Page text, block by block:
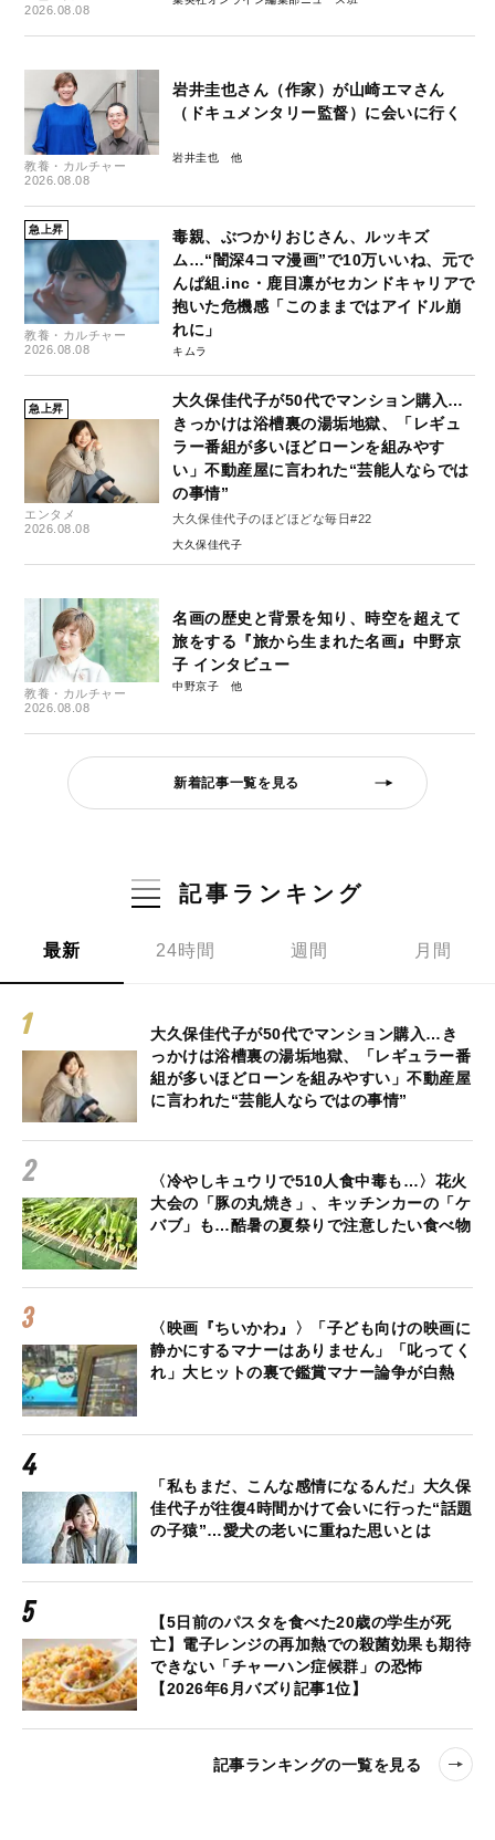
2026.08.08
教養・カルチャー
2026.08.08
岩井圭也さん（作家）が山崎エマさん
（ドキュメンタリー監督）に会いに行く
岩井圭也
急上昇
教養・カルチャー
2026.08.08
毒親、ぶつかりおじさん、ルッキズ
ム…“闇深4コマ漫画”で10万いいね、元で
んぱ組.inc・鹿目凛がセカンドキャリアで
抱いた危機感「このままではアイドル崩
れに」
キムラ
急上昇
エンタメ
2026.08.08
大久保佳代子が50代でマンション購入…
きっかけは浴槽裏の湯垢地獄、「レギュ
ラー番組が多いほどローンを組みやす
い」不動産屋に言われた“芸能人ならでは
の事情”
大久保佳代子のほどほどな毎日#22
大久保佳代子
教養・カルチャー
2026.08.08
名画の歴史と背景を知り、時空を超えて
旅をする『旅から生まれた名画』中野京
子 インタビュー
中野京子
新着記事一覧を見る
記事ランキング
最新 24時間 週間 月間
大久保佳代子が50代でマンション購入…き
っかけは浴槽裏の湯垢地獄、「レギュラー番
組が多いほどローンを組みやすい」不動産屋
に言われた“芸能人ならではの事情”
〈冷やしキュウリで510人食中毒も…〉花火
大会の「豚の丸焼き」、キッチンカーの「ケ
バブ」も…酷暑の夏祭りで注意したい食べ物
〈映画『ちいかわ』〉「子ども向けの映画に
静かにするマナーはありません」「叱ってく
れ」大ヒットの裏で鑑賞マナー論争が白熱
「私もまだ、こんな感情になるんだ」大久保
佳代子が往復4時間かけて会いに行った“話題
の子猿”…愛犬の老いに重ねた思いとは
【5日前のパスタを食べた20歳の学生が死
亡】電子レンジの再加熱での殺菌効果も期待
できない「チャーハン症候群」の恐怖
【2026年6月バズり記事1位】
記事ランキングの一覧を見る